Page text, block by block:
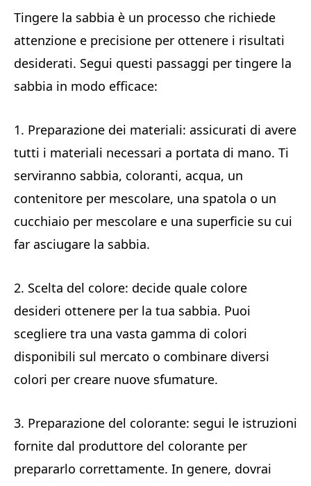
Tingere la sabbia è un processo che richiede
attenzione e precisione per ottenere i risultati
desiderati. Segui questi passaggi per tingere la
sabbia in modo efficace:
1. Preparazione dei materiali: assicurati di avere
tutti i materiali necessari a portata di mano. Ti
serviranno sabbia, coloranti, acqua, un
contenitore per mescolare, una spatola o un
cucchiaio per mescolare e una superficie su cui
far asciugare la sabbia.
2. Scelta del colore: decide quale colore
desideri ottenere per la tua sabbia. Puoi
scegliere tra una vasta gamma di colori
disponibili sul mercato o combinare diversi
colori per creare nuove sfumature.
3. Preparazione del colorante: segui le istruzioni
fornite dal produttore del colorante per
prepararlo correttamente. In genere, dovrai